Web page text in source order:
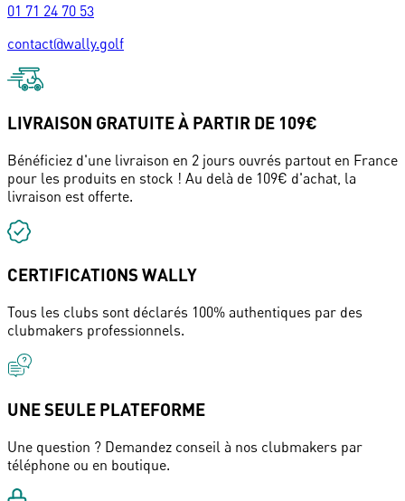
01 71 24 70 53
contact@wally.golf
LIVRAISON GRATUITE À PARTIR DE 109€
Bénéficiez d'une livraison en 2 jours ouvrés partout en France
pour les produits en stock ! Au delà de 109€ d'achat, la
livraison est offerte.
CERTIFICATIONS WALLY
Tous les clubs sont déclarés 100% authentiques par des
clubmakers professionnels.
UNE SEULE PLATEFORME
Une question ? Demandez conseil à nos clubmakers par
téléphone ou en boutique.